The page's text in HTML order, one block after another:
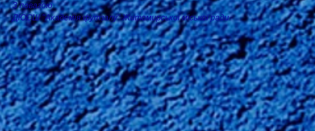
З повагою
ДЮСШ "Академія футзалу" Житомирської міської ради